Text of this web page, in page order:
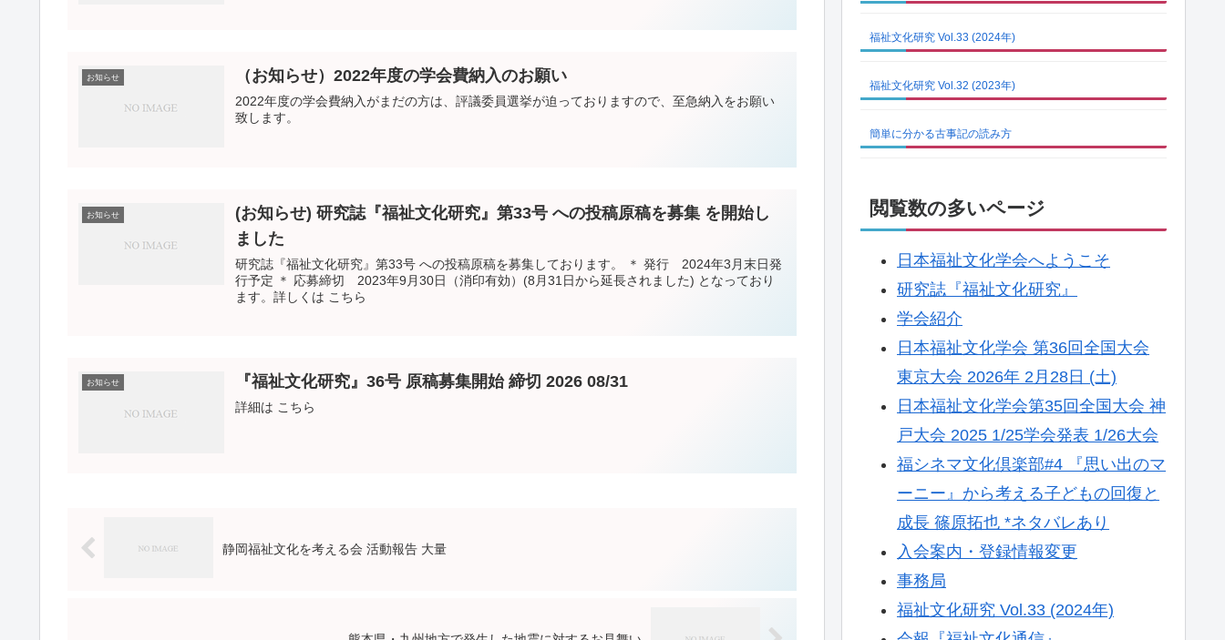
お知らせ （お知らせ）2022年度の学会費納入のお願い
2022年度の学会費納入がまだの方は、評議委員選挙が迫っておりますので、至急納入をお願い
致します。
お知らせ
(お知らせ) 研究誌『福祉文化研究』第33号 への投稿原稿を募集 を開始し
ました
研究誌『福祉文化研究』第33号 への投稿原稿を募集しております。 ＊ 発行 2024年3月末日発
行予定 ＊ 応募締切 2023年9月30日（消印有効）(8月31日から延長されました) となっており
ます。詳しくは こちら
お知らせ 『福祉文化研究』36号 原稿募集開始 締切 2026 08/31
詳細は こちら
静岡福祉文化を考える会 活動報告 大量
福祉文化研究 Vol.33 (2024年)
福祉文化研究 Vol.32 (2023年)
簡単に分かる古事記の読み方
閲覧数の多いページ
日本福祉文化学会へようこそ
研究誌『福祉文化研究』
学会紹介
日本福祉文化学会 第36回全国大会
東京大会 2026年 2月28日 (土)
日本福祉文化学会第35回全国大会 神
戸大会 2025 1/25学会発表 1/26大会
福シネマ文化倶楽部#4 『思い出のマ
ーニー』から考える子どもの回復と
成長 篠原拓也 *ネタバレあり
入会案内・登録情報変更
事務局
福祉文化研究 Vol.33 (2024年)